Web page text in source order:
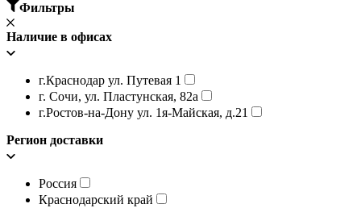
Фильтры
Наличие в офисах
г.Краснодар ул. Путевая 1
г. Сочи, ул. Пластунская, 82а
г.Ростов-на-Дону ул. 1я-Майская, д.21
Регион доставки
Россия
Краснодарский край